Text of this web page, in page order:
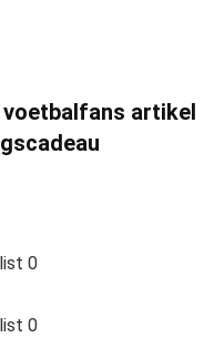
voetbalfans artikel
0
0